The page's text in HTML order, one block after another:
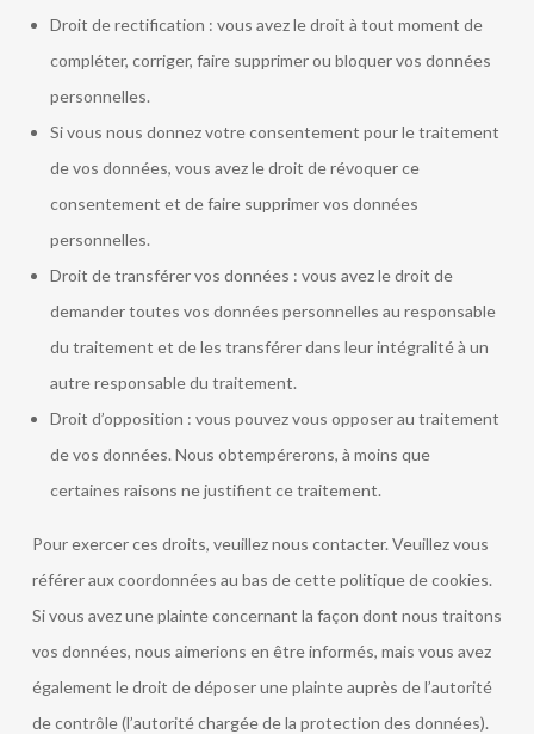
Droit de rectification : vous avez le droit à tout moment de
compléter, corriger, faire supprimer ou bloquer vos données
personnelles.
Si vous nous donnez votre consentement pour le traitement
de vos données, vous avez le droit de révoquer ce
consentement et de faire supprimer vos données
personnelles.
Droit de transférer vos données : vous avez le droit de
demander toutes vos données personnelles au responsable
du traitement et de les transférer dans leur intégralité à un
autre responsable du traitement.
Droit d’opposition : vous pouvez vous opposer au traitement
de vos données. Nous obtempérerons, à moins que
certaines raisons ne justifient ce traitement.
Pour exercer ces droits, veuillez nous contacter. Veuillez vous
référer aux coordonnées au bas de cette politique de cookies.
Si vous avez une plainte concernant la façon dont nous traitons
vos données, nous aimerions en être informés, mais vous avez
également le droit de déposer une plainte auprès de l’autorité
de contrôle (l’autorité chargée de la protection des données).